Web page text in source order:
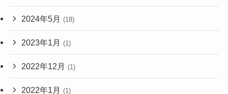
2024年5月 (18)
2023年1月 (1)
2022年12月 (1)
2022年1月 (1)